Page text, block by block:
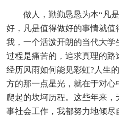
做人，勤勤恳恳为本“凡
好，凡是值得做好的事情就值
我，一个活泼开朗的当代大
过程是痛苦的，追求真理的
经历风雨如何能见彩虹?人生
方的那一点星光，就在于对心
爬起的坎坷历程。这些年来，
事社会工作，我都努力地倾